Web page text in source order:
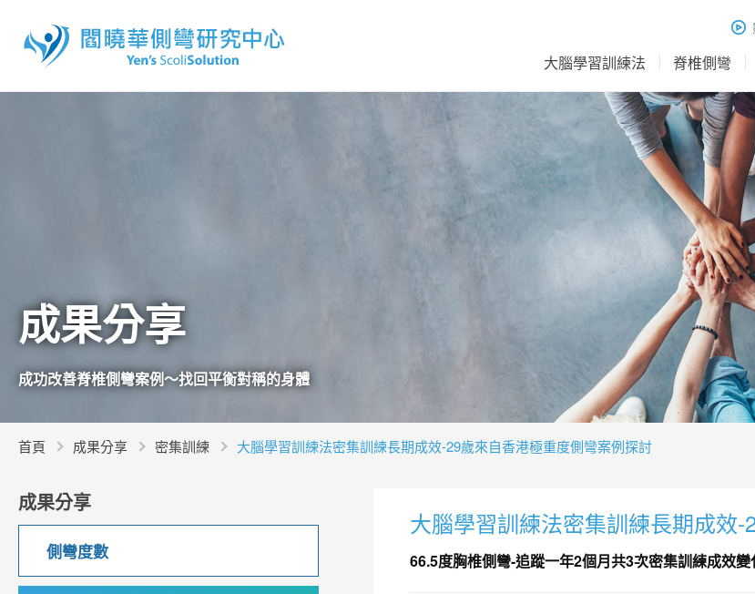
大腦學習訓練法 脊椎側彎
成果分享
成功改善脊椎側彎案例～找回平衡對稱的身體
首頁 成果分享 密集訓練 大腦學習訓練法密集訓練長期成效-29歲來自香港極重度側彎案例探討
大腦學習訓練法密集訓練長期成效
66.5度胸椎側彎-追蹤一年2個月共3次密集訓練成效變
成果分享
側彎度數